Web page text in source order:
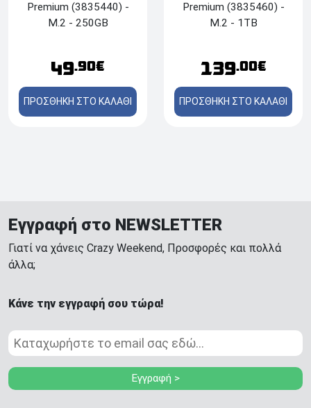
Premium (3835440) -
M.2 - 250GB
49.90€
ΠΡΟΣΘΗΚΗ ΣΤΟ ΚΑΛΑΘΙ
Premium (3835460) -
M.2 - 1TB
139.00€
ΠΡΟΣΘΗΚΗ ΣΤΟ ΚΑΛΑΘΙ
Εγγραφή στο NEWSLETTER
Γιατί να χάνεις Crazy Weekend, Προσφορές και πολλά
άλλα;
Κάνε την εγγραφή σου τώρα!
Εγγραφή >